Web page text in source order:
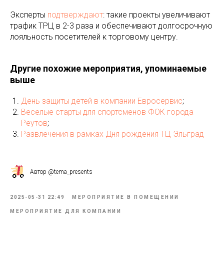
Эксперты подтверждают: такие проекты увеличивают
трафик ТРЦ в 2-3 раза и обеспечивают долгосрочную
лояльность посетителей к торговому центру.
Другие похожие мероприятия, упоминаемые
выше
День защиты детей в компании Евросервис;
Веселые старты для спортсменов ФОК города
Реутов;
Развлечения в рамках Дня рождения ТЦ Эльград
Автор @tema_presents
2025-05-31 22:49 МЕРОПРИЯТИЕ В ПОМЕЩЕНИИ
МЕРОПРИЯТИЕ ДЛЯ КОМПАНИИ